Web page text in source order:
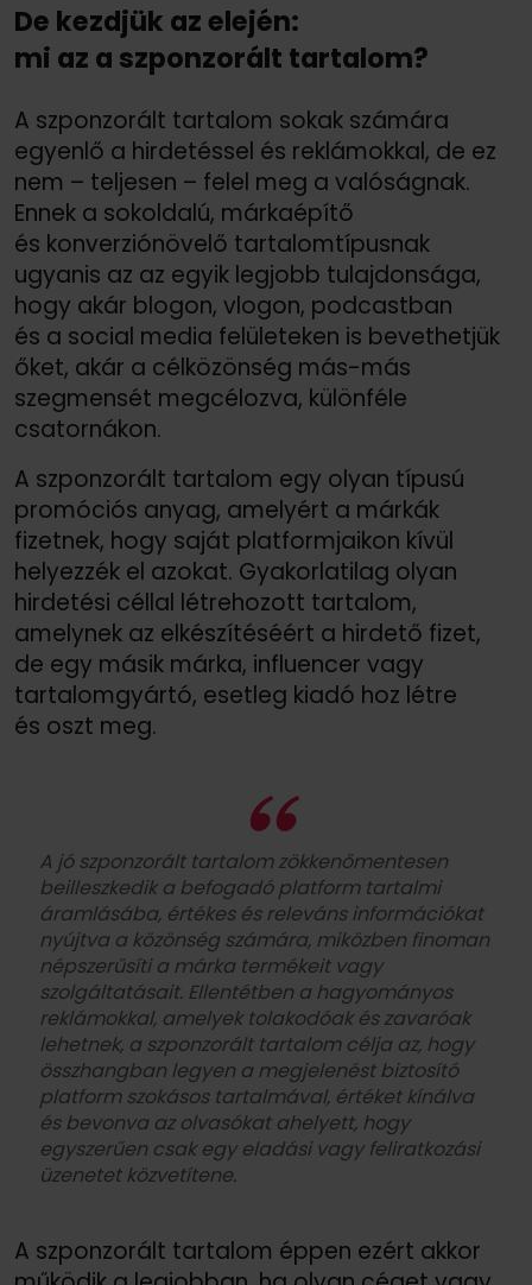
De kezdjük az elején:
mi az a szponzorált tartalom?
A szponzorált tartalom sokak számára
egyenlő a hirdetéssel és reklámokkal, de ez
nem – teljesen – felel meg a valóságnak.
Ennek a sokoldalú, márkaépítő
és konverziónövelő tartalomtípusnak
ugyanis az az egyik legjobb tulajdonsága,
hogy akár blogon, vlogon, podcastban
és a social media felületeken is bevethetjük
őket, akár a célközönség más-más
szegmensét megcélozva, különféle
csatornákon.
A szponzorált tartalom egy olyan típusú
promóciós anyag, amelyért a márkák
fizetnek, hogy saját platformjaikon kívül
helyezzék el azokat. Gyakorlatilag olyan
hirdetési céllal létrehozott tartalom,
amelynek az elkészítéséért a hirdető fizet,
de egy másik márka, influencer vagy
tartalomgyártó, esetleg kiadó hoz létre
és oszt meg.
A jó szponzorált tartalom zökkenőmentesen
beilleszkedik a befogadó platform tartalmi
áramlásába, értékes és releváns információkat
nyújtva a közönség számára, miközben finoman
népszerűsíti a márka termékeit vagy
szolgáltatásait. Ellentétben a hagyományos
reklámokkal, amelyek tolakodóak és zavaróak
lehetnek, a szponzorált tartalom célja az, hogy
összhangban legyen a megjelenést biztosító
platform szokásos tartalmával, értéket kínálva
és bevonva az olvasókat ahelyett, hogy
egyszerűen csak egy eladási vagy feliratkozási
üzenetet közvetítene.
A szponzorált tartalom éppen ezért akkor